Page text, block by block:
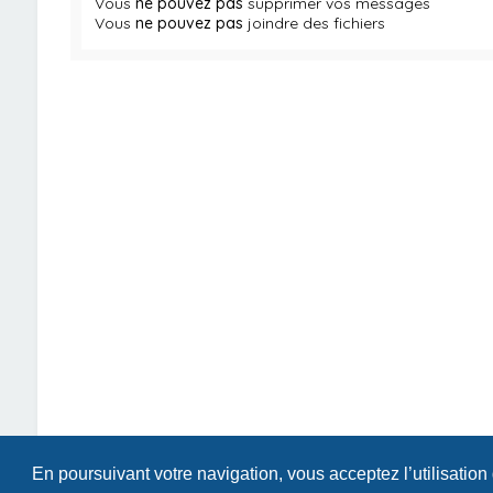
En poursuivant votre navigation, vous acceptez l’utilisation
Vous ne pouvez pas joindre des fichiers
Index du forum